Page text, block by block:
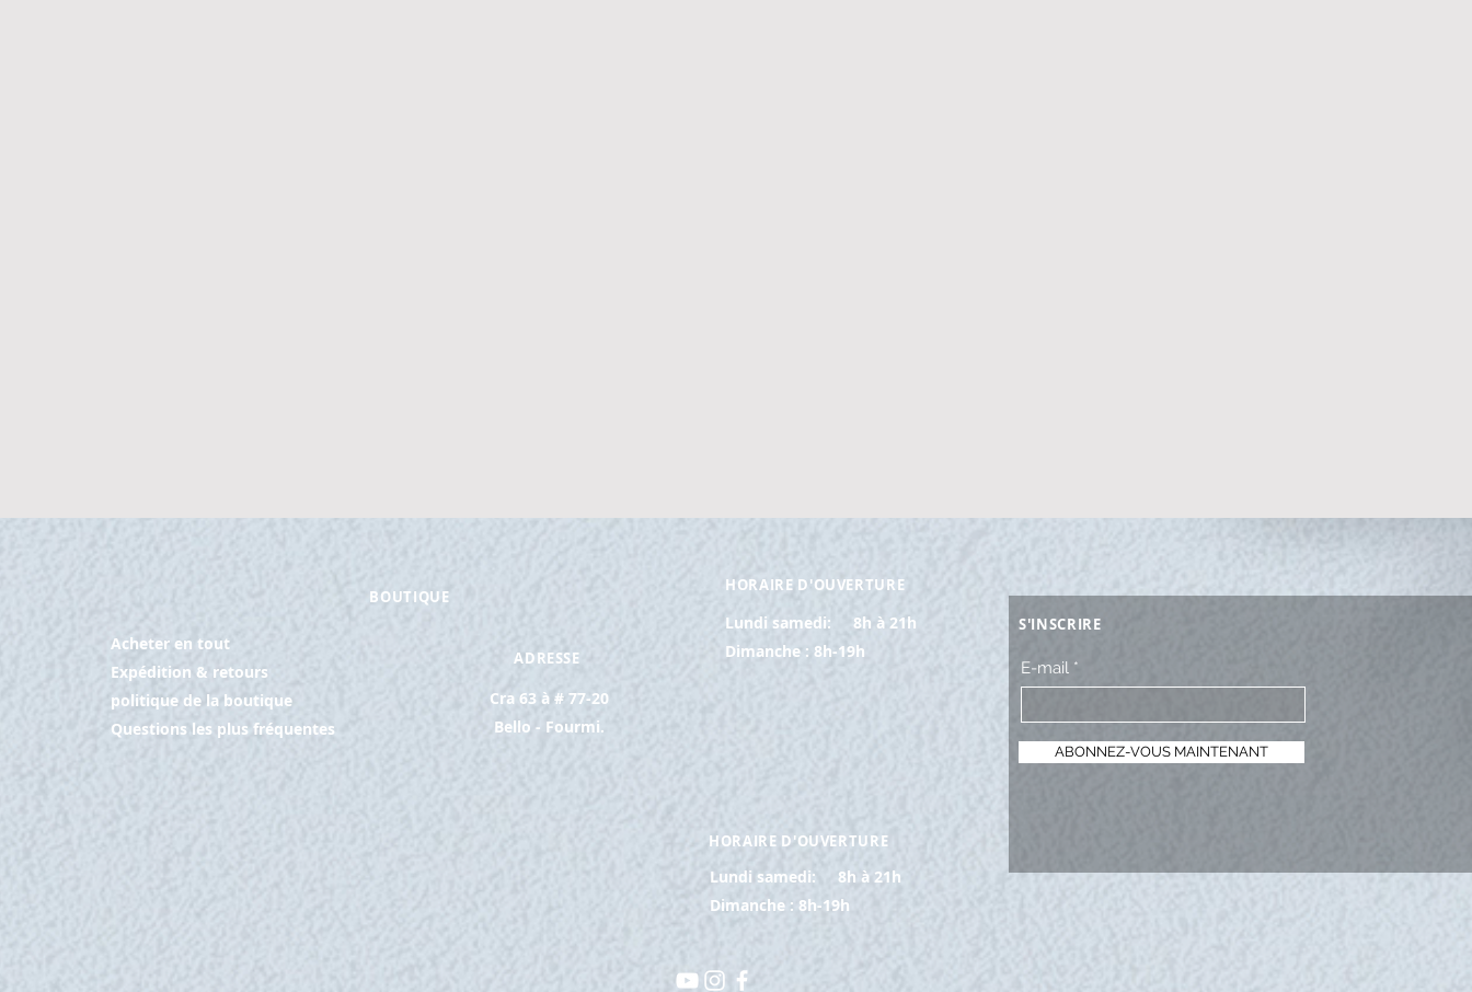
BOUTIQUE
Acheter en tout
Expédition & retours
politique de la boutique
Questions les plus fréquentes
ADRESSE
Cra 63 à # 77-20
Bello - Fourmi.
HORAIRE D'OUVERTURE
Lundi samedi:
8h à 21h
Dimanche : 8h-19h
HORAIRE D'OUVERTURE
Lundi samedi:
8h à 21h
Dimanche : 8h-19h
S'INSCRIRE
E-mail
ABONNEZ-VOUS MAINTENANT